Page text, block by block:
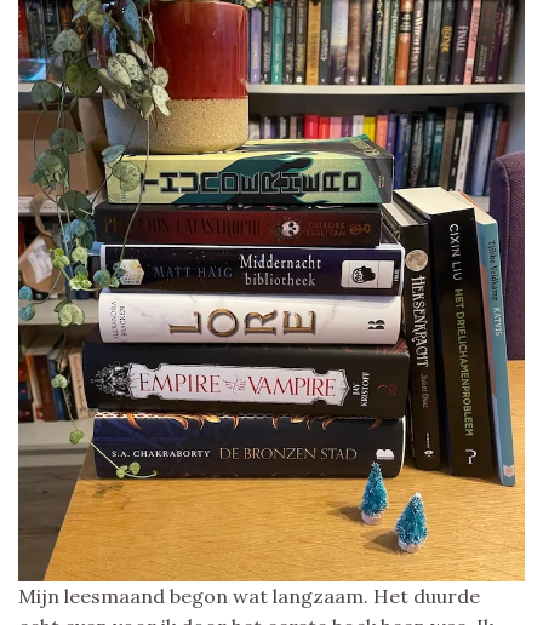
Mijn leesmaand begon wat langzaam. Het duurde